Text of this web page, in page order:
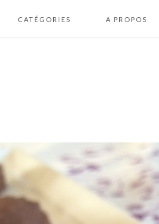
CATÉGORIES
CAKES / GÂTEAUX /
FONDANTS
CHEESECAKES /
CRUMBLES
A PROPOS
D’UTILISATION